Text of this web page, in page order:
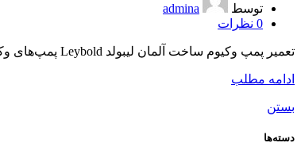
توسط
admina
0 نظرات
تعمیر پمپ وکیوم ساخت آلمان لیبولد Leybold پمپ‌های وکیوم به عنوان ابزاری حیاتی در صنایع مختلف، شامل داروسازی، الکترونیک، و تولید، در ای...
ادامه مطلب
بستن
دسته‌ها